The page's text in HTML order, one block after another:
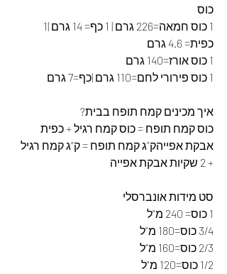
כוס
כפית= 4.6 גרם
1 כוס אורז=140 גרם
1 כוס פירורי לחם=110 גרם |כף=7 גרם
איך מכינים קמח תופח בבית?
כוס קמח תופח = כוס קמח רגיל + כפית
אבקת אפייהק”ג קמח תופח = ק”ג קמח רגיל
+ 2 שקיות אבקת אפייה
סט מידות אונברסלי
1 כוס= 240 מ"ל
3/4 כוס=180 מ"ל
2/3 כוס=160 מ"ל
1/2 כוס=120 מ"ל